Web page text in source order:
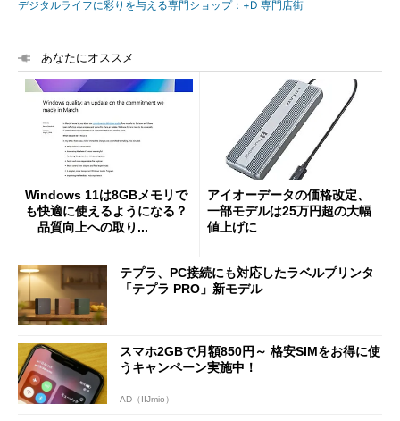
デジタルライフに彩りを与える専門ショップ：+D 専門店街
あなたにオススメ
Windows 11は8GBメモリで
も快適に使えるようになる？
品質向上への取り...
アイオーデータの価格改定、
一部モデルは25万円超の大幅
値上げに
テプラ、PC接続にも対応したラベルプリンタ
「テプラ PRO」新モデル
スマホ2GBで月額850円～ 格安SIMをお得に使
うキャンペーン実施中！
AD（IIJmio）